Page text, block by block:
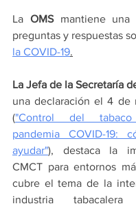
La OMS mantiene una
preguntas y respuestas
la COVID-19.
La Jefa de la Secretaría
una declaración el 4 de
("Control del
pandemia COVID-19:
ayudar"), destaca la
CMCT para entornos
cubre el tema de la
industria